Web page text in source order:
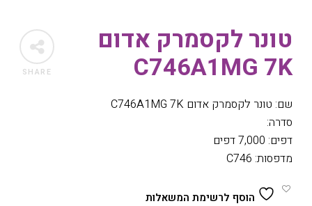
SHARE
טונר לקסמרק אדום
C746A1MG 7K
שם: טונר לקסמרק אדום C746A1MG 7K
סדרה:
דפים: 7,000 דפים
מדפסות: C746
הוסף לרשימת המשאלות